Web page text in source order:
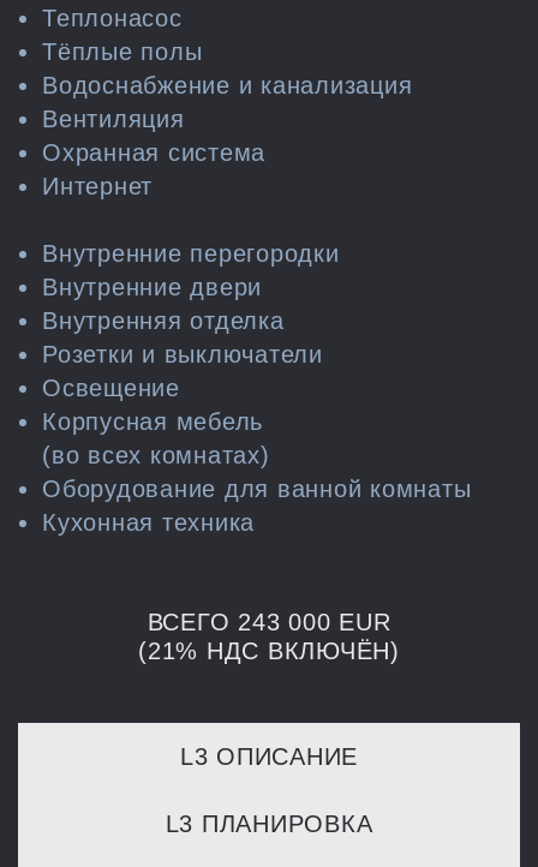
Теплонасос
Тёплые полы
Водоснабжение и канализация
Вентиляция
Охранная система
Интернет
Внутренние перегородки
Внутренние двери
Внутренняя отделка
Розетки и выключатели
Освещение
Корпусная мебель
(во всех комнатах)
Оборудование для ванной комнаты
Кухонная техника
ВСЕГО 243 000 EUR
(21% НДС ВКЛЮЧЁН)
L3 ОПИСАНИЕ
L3 ПЛАНИРОВКА